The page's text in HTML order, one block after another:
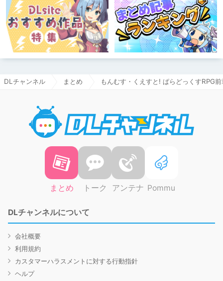
DLチャンネル まとめ もんむす・くえすと! ぱらどっくすRPG
まとめ トーク アンテナ Pommu
DLチャンネルについて
会社概要
利用規約
カスタマーハラスメントに対する行動指針
ヘルプ